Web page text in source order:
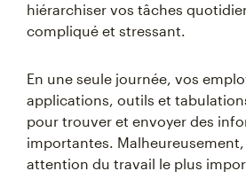
hiérarchiser vos tâches
compliqué et stressant.
En une seule journée, vos
applications, outils et
pour trouver et envoyer des
importantes.
attention du travail le plus